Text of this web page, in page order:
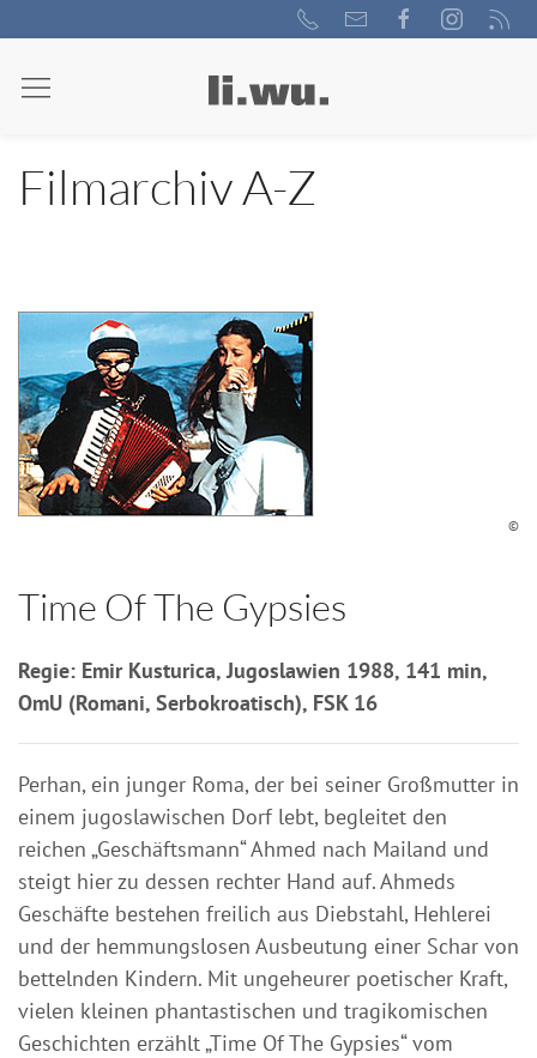
Filmarchiv A-Z
©
Time Of The Gypsies
Regie: Emir Kusturica, Jugoslawien 1988, 141 min,
OmU (Romani, Serbokroatisch), FSK 16
Perhan, ein junger Roma, der bei seiner Großmutter in
einem jugoslawischen Dorf lebt, begleitet den
reichen „Geschäftsmann“ Ahmed nach Mailand und
steigt hier zu dessen rechter Hand auf. Ahmeds
Geschäfte bestehen freilich aus Diebstahl, Hehlerei
und der hemmungslosen Ausbeutung einer Schar von
bettelnden Kindern. Mit ungeheurer poetischer Kraft,
vielen kleinen phantastischen und tragikomischen
Geschichten erzählt „Time Of The Gypsies“ vom